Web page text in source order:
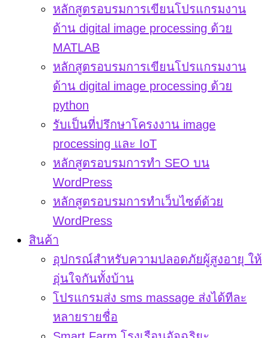
หลักสูตรอบรมการเขียนโปรแกรมงาน
ด้าน digital image processing ด้วย
MATLAB
หลักสูตรอบรมการเขียนโปรแกรมงาน
ด้าน digital image processing ด้วย
python
รับเป็นที่ปรึกษาโครงงาน image
processing และ IoT
หลักสูตรอบรมการทำ SEO บน
WordPress
หลักสูตรอบรมการทำเว็บไซต์ด้วย
WordPress
สินค้า
อุปกรณ์สำหรับความปลอดภัยผู้สูงอายุ ให้
อุ่นใจกันทั้งบ้าน
โปรแกรมส่ง sms massage ส่งได้ทีละ
หลายรายชื่อ